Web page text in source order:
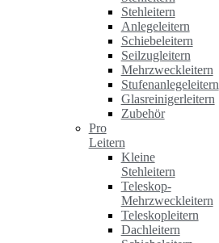
Stehleitern
Anlegeleitern
Schiebeleitern
Seilzugleitern
Mehrzweckleitern
Stufenanlegeleitern
Glasreinigerleitern
Zubehör
Pro
Leitern
Kleine
Stehleitern
Teleskop-
Mehrzweckleitern
Teleskopleitern
Dachleitern